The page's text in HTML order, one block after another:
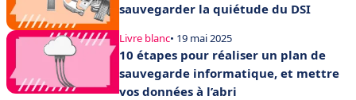
sauvegarder la quiétude du DSI
Livre blanc• 19 mai 2025
10 étapes pour réaliser un plan de
sauvegarde informatique, et mettre
vos données à l’abri